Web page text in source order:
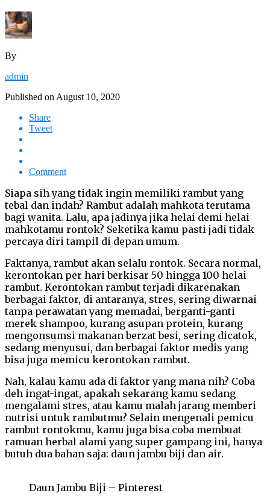
By
admin
Published on August 10, 2020
Share
Tweet
Comment
Siapa sih yang tidak ingin memiliki rambut yang
tebal dan indah? Rambut adalah mahkota terutama
bagi wanita. Lalu, apa jadinya jika helai demi helai
mahkotamu rontok? Seketika kamu pasti jadi tidak
percaya diri tampil di depan umum.
Faktanya, rambut akan selalu rontok. Secara normal,
kerontokan per hari berkisar 50 hingga 100 helai
rambut. Kerontokan rambut terjadi dikarenakan
berbagai faktor, di antaranya, stres, sering diwarnai
tanpa perawatan yang memadai, berganti-ganti
merek shampoo, kurang asupan protein, kurang
mengonsumsi makanan berzat besi, sering dicatok,
sedang menyusui, dan berbagai faktor medis yang
bisa juga memicu kerontokan rambut.
Nah, kalau kamu ada di faktor yang mana nih? Coba
deh ingat-ingat, apakah sekarang kamu sedang
mengalami stres, atau kamu malah jarang memberi
nutrisi untuk rambutmu? Selain mengenali pemicu
rambut rontokmu, kamu juga bisa coba membuat
ramuan herbal alami yang super gampang ini, hanya
butuh dua bahan saja: daun jambu biji dan air.
Daun Jambu Biji – Pinterest